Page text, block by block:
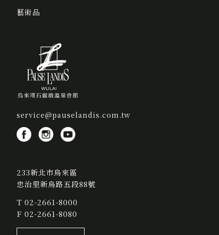
藝術品
service@pauselandis.com.tw
233新北市烏來區
忠治里新烏路五段88號
T 02-2661-8000
F 02-2661-8080